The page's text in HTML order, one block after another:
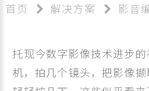
首页 解决方案 影音
托现今数字影像技术进步
机，拍几个镜头，把影像